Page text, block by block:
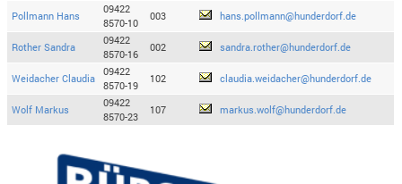
Pollmann Hans
09422
8570-10
003 hans.pollmann@hunderdorf.de
Rother Sandra
09422
8570-16
002 sandra.rother@hunderdorf.de
Weidacher Claudia
09422
8570-19
102 claudia.weidacher@hunderdorf.de
Wolf Markus
09422
8570-23
107 markus.wolf@hunderdorf.de